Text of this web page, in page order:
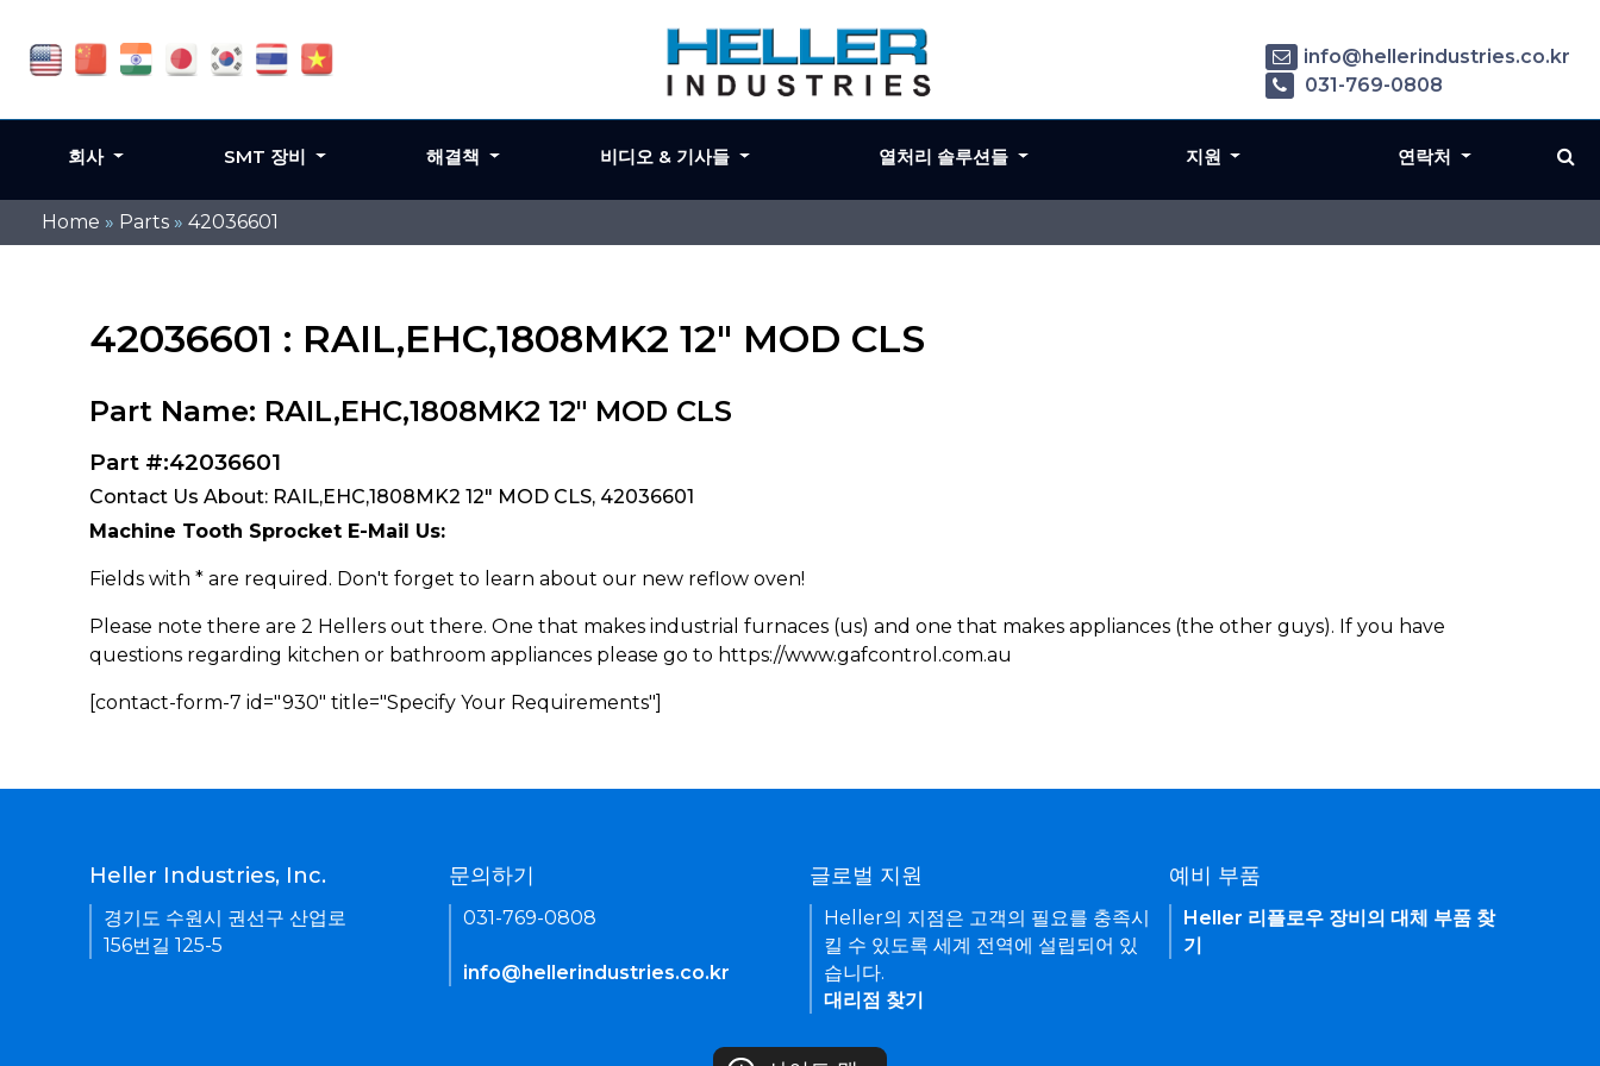
Home » Parts » 42036601
42036601 : RAIL,EHC,1808MK2 12" MOD CLS
Part Name: RAIL,EHC,1808MK2 12" MOD CLS
Part #:42036601
Contact Us About: RAIL,EHC,1808MK2 12" MOD CLS, 42036601
Machine Tooth Sprocket E-Mail Us:
Fields with * are required. Don't forget to learn about our new reflow oven!
Please note there are 2 Hellers out there. One that makes industrial furnaces (us) and one that makes appliances (the other guys). If you have
questions regarding kitchen or bathroom appliances please go to https://www.gafcontrol.com.au
[contact-form-7 id="930" title="Specify Your Requirements"]
info@hellerindustries.co.kr
031-769-0808
회사 SMT 장비 해결책 비디오 & 기사들 열처리 솔루션들 지원 연락처
Heller Industries, Inc.
경기도 수원시 권선구 산업로
156번길 125-5
문의하기
031-769-0808
info@hellerindustries.co.kr
글로벌 지원
Heller의 지점은 고객의 필요를 충족시
킬 수 있도록 세계 전역에 설립되어 있
습니다.
대리점 찾기
예비 부품
Heller 리플로우 장비의 대체 부품 찾
기